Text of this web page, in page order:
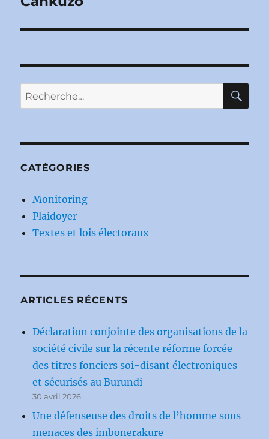
Recherche
pour :
CATÉGORIES
Monitoring
Plaidoyer
Textes et lois électoraux
ARTICLES RÉCENTS
Déclaration conjointe des organisations de la
société civile sur la récente réforme forcée
des titres fonciers soi-disant électroniques
et sécurisés au Burundi
30 avril 2026
Une défenseuse des droits de l’homme sous
menaces des imbonerakure